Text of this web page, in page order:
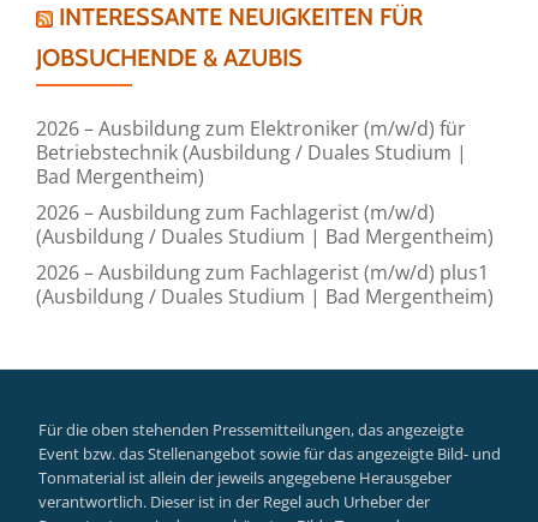
INTERESSANTE NEUIGKEITEN FÜR
JOBSUCHENDE & AZUBIS
2026 – Ausbildung zum Elektroniker (m/w/d) für
Betriebstechnik (Ausbildung / Duales Studium |
Bad Mergentheim)
2026 – Ausbildung zum Fachlagerist (m/w/d)
(Ausbildung / Duales Studium | Bad Mergentheim)
2026 – Ausbildung zum Fachlagerist (m/w/d) plus1
(Ausbildung / Duales Studium | Bad Mergentheim)
Für die oben stehenden Pressemitteilungen, das angezeigte
Event bzw. das Stellenangebot sowie für das angezeigte Bild- und
Tonmaterial ist allein der jeweils angegebene Herausgeber
verantwortlich. Dieser ist in der Regel auch Urheber der